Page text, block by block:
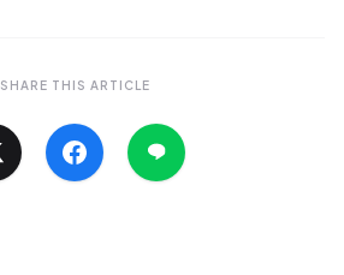
SHARE THIS ARTICLE